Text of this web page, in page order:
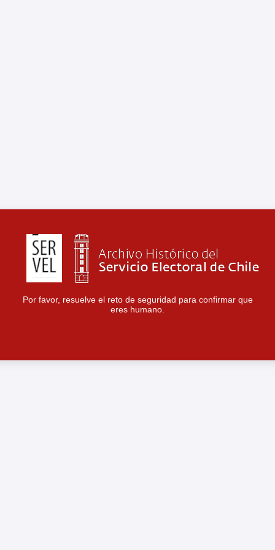
Por favor, resuelve el reto de seguridad para confirmar que
eres humano.